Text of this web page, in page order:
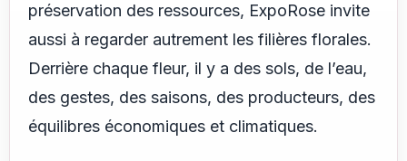
préservation des ressources, ExpoRose invite
aussi à regarder autrement les filières florales.
Derrière chaque fleur, il y a des sols, de l’eau,
des gestes, des saisons, des producteurs, des
équilibres économiques et climatiques.